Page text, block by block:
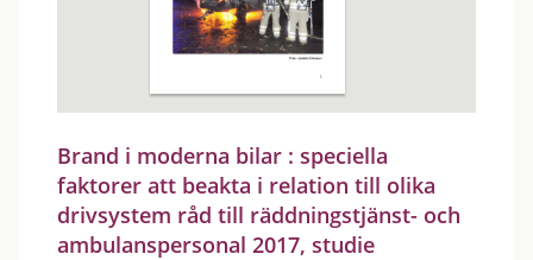
Brand i moderna bilar : speciella
faktorer att beakta i relation till olika
drivsystem råd till räddningstjänst- och
ambulanspersonal 2017, studie